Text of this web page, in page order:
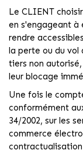
Le CLIENT
en s'engageant à
rendre
la perte ou du vol
tiers non
leur blocage
Une fois le
conformément
34/2002, sur les
commerce